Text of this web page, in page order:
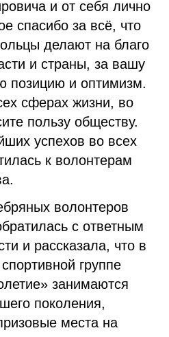
и от себя лично
спасибо за всё, что
делают на благо
и страны, за вашу
позицию и оптимизм.
сферах жизни, во
пользу обществу.
успехов во всех
к волонтерам
волонтеров
с ответным
и рассказала, что в
группе
занимаются
поколения,
места на